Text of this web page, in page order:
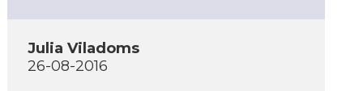
Julia Viladoms
26-08-2016